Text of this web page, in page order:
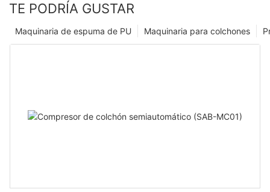
TE PODRÍA GUSTAR
Maquinaria para colchones
Maquinaria de espuma de PU